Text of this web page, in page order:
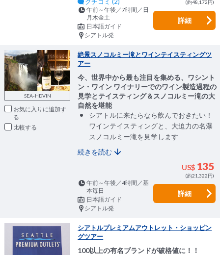
(約48,172円)
午前～午後／7時間／日
月木金土
日本語ガイド
シアトル発
詳細
SEA-HDVIN
お気に入りに追加
比較
絶景スノコルミー滝とワインテイスティングツ
アー
今、世界中から最も注目を集める、ワシント
ン・ワイン ワイナリーでのワイン製造過程の
見学とテイスティング＆スノコルミー滝の大
自然を堪能
シアトルに来たらなら飲んでおきたい！
ワインテイスティングと、大迫力の名瀑
スノコルミー滝を見学します
続きを読む
US$ 135
(約21,322円)
午前～午後／4時間／基
本毎日
日本語ガイド
シアトル発
詳細
シアトルプレミアムアウトレット・ショッピン
グツアー
100以上の有名ブランドが破格値に！！